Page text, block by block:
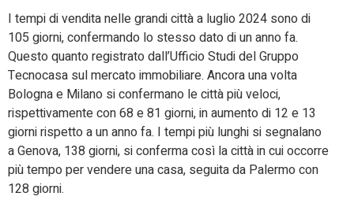
I tempi di vendita nelle grandi città a luglio 2024 sono di
105 giorni, confermando lo stesso dato di un anno fa.
Questo quanto registrato dall’Ufficio Studi del Gruppo
Tecnocasa sul mercato immobiliare. Ancora una volta
Bologna e Milano si confermano le città più veloci,
rispettivamente con 68 e 81 giorni, in aumento di 12 e 13
giorni rispetto a un anno fa. I tempi più lunghi si segnalano
a Genova, 138 giorni, si conferma così la città in cui occorre
più tempo per vendere una casa, seguita da Palermo con
128 giorni.